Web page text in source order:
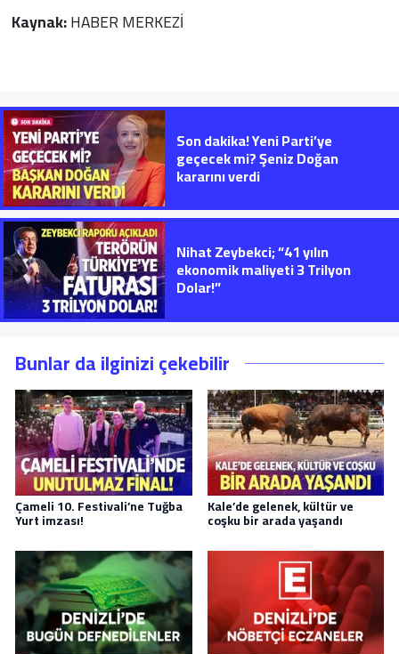
Kaynak:HABER MERKEZİ
Son dakika! Yeni Parti’ye
geçecek mi? Şeniz Doğan
kararını verdi
Nihat Zeybekci; “41 yılın
ekonomik maliyeti 3 Trilyon
Dolar!”
Bunlar da ilginizi çekebilir
Çameli 10. Festivali’ne Tuğba
Yurt imzası!
Kale’de gelenek, kültür ve
coşku bir arada yaşandı